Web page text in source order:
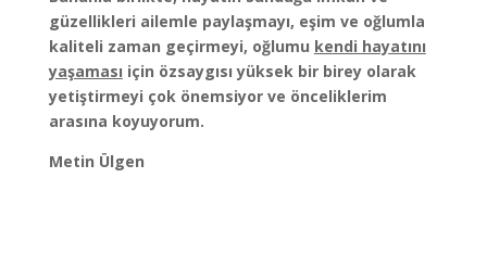
güzellikleri ailemle paylaşmayı, eşim ve oğlumla
kaliteli zaman geçirmeyi, oğlumu kendi hayatını
yaşaması için özsaygısı yüksek bir birey olarak
yetiştirmeyi çok önemsiyor ve önceliklerim
arasına koyuyorum.
Metin Ülgen